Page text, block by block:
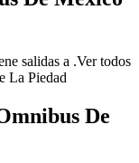
salidas a .Ver todos
La Piedad
De